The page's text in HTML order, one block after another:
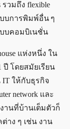
รวมถึง flexible
บการพิมพ์อื่น ๆ
บบคอมบิเนชั่น
แห่งหนึ่ง ใน
ปี โดยสมัยเรียน
ให้กับธุรกิจ
network และ
านที่บ้านเต็มตัวก็
าง ๆ เช่น งาน